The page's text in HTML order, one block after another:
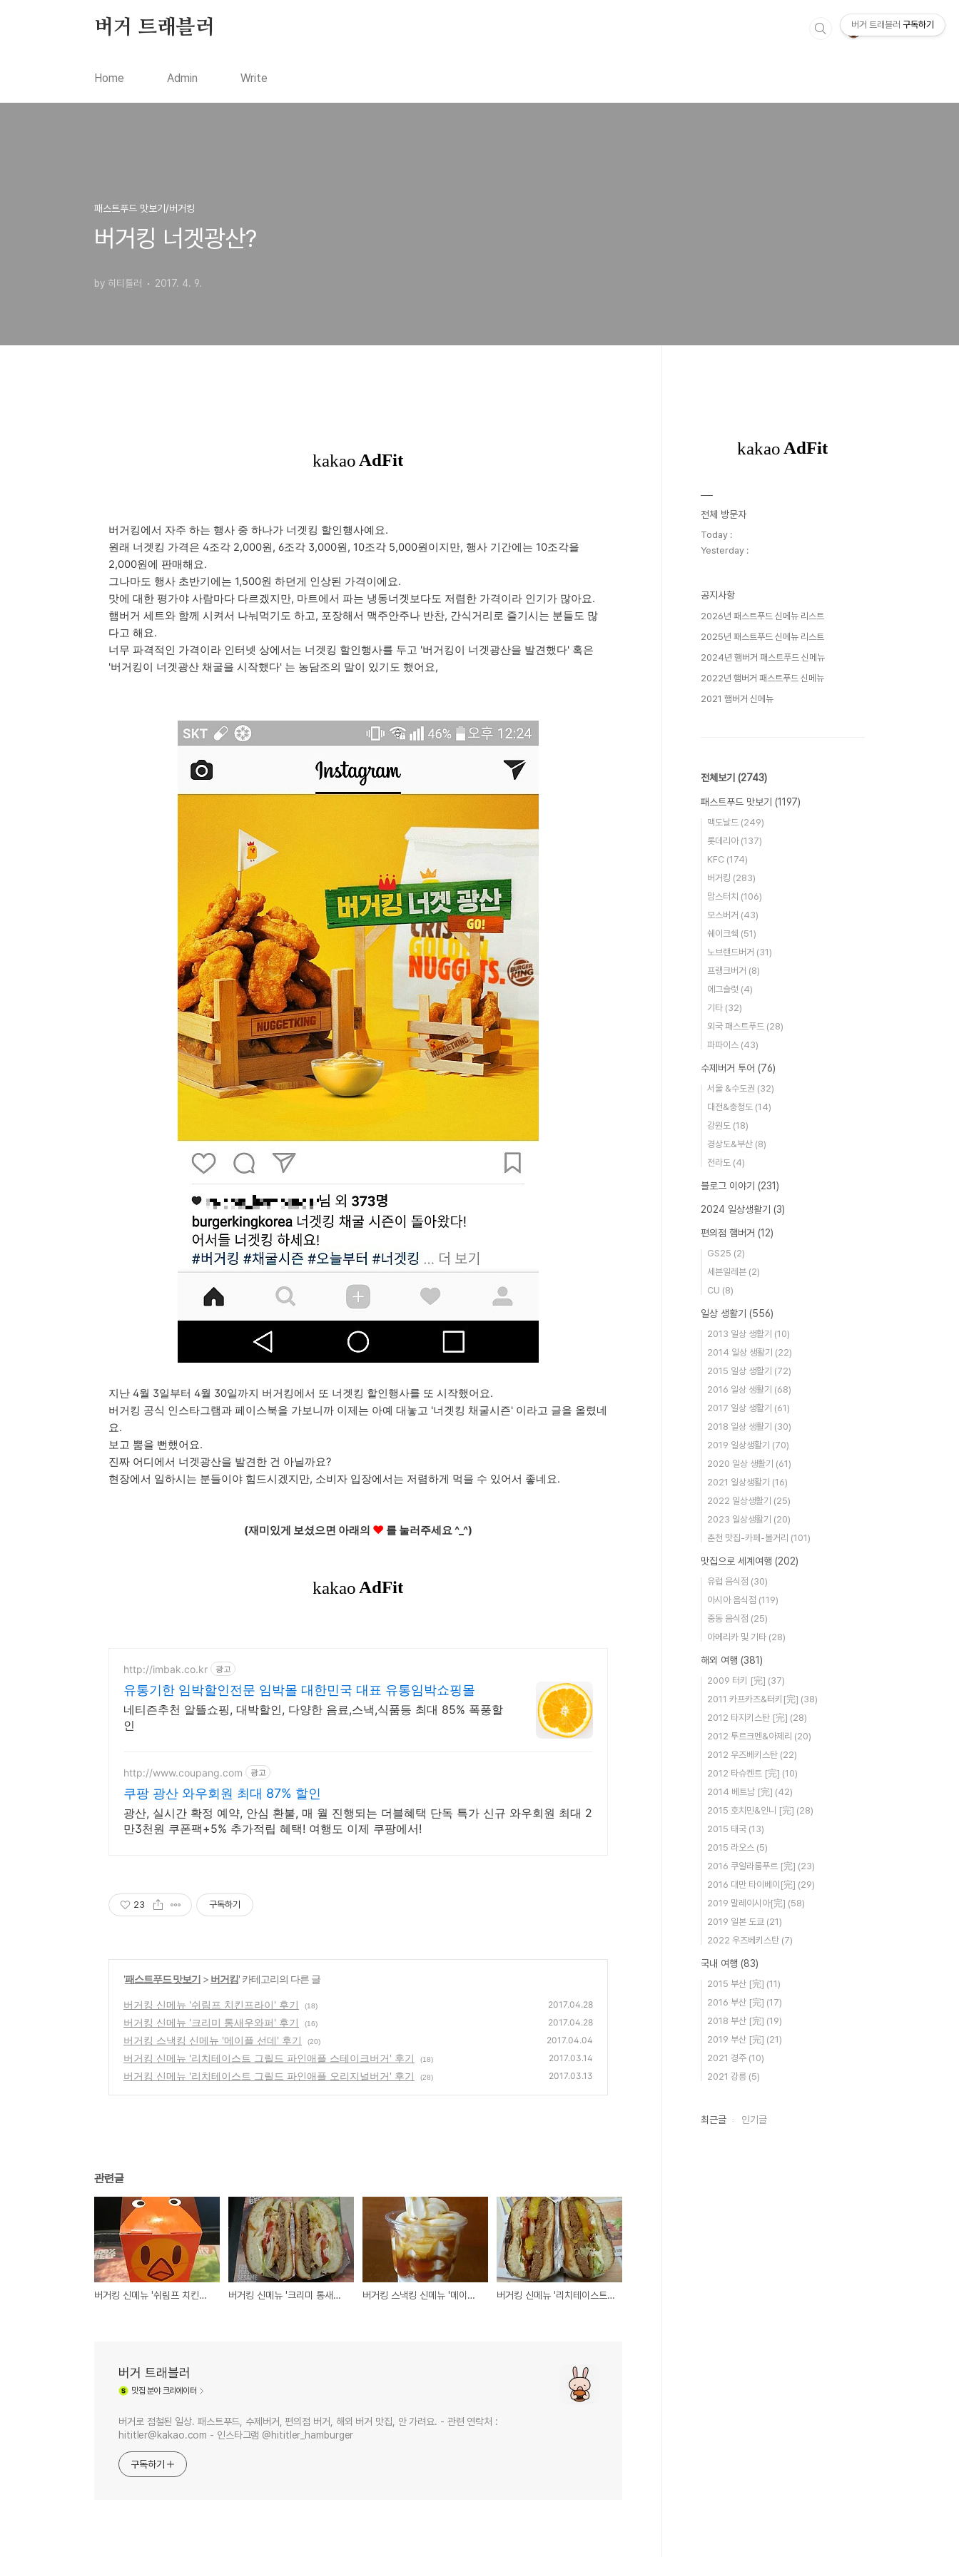
버거 트래블러
Home Admin Write
패스트푸드 맛보기/버거킹
버거킹 너겟광산?
by 히티틀러 2017. 4. 9.
버거킹에서 자주 하는 행사 중 하나가 너겟킹 할인행사예요.
원래 너겟킹 가격은 4조각 2,000원, 6조각 3,000원, 10조각 5,000원이지만, 행사 기간에는 10조각을
2,000원에 판매해요.
그나마도 행사 초반기에는 1,500원 하던게 인상된 가격이에요.
맛에 대한 평가야 사람마다 다르겠지만, 마트에서 파는 냉동너겟보다도 저렴한 가격이라 인기가 많아요.
햄버거 세트와 함께 시켜서 나눠먹기도 하고, 포장해서 맥주안주나 반찬, 간식거리로 즐기시는 분들도 많
다고 해요.
너무 파격적인 가격이라 인터넷 상에서는 너겟킹 할인행사를 두고 '버거킹이 너겟광산을 발견했다' 혹은
'버거킹이 너겟광산 채굴을 시작했다' 는 농담조의 말이 있기도 했어요,
지난 4월 3일부터 4월 30일까지 버거킹에서 또 너겟킹 할인행사를 또 시작했어요.
버거킹 공식 인스타그램과 페이스북을 가보니까 이제는 아예 대놓고 '너겟킹 채굴시즌' 이라고 글을 올렸네
요.
보고 뿜을 뻔했어요.
진짜 어디에서 너겟광산을 발견한 건 아닐까요?
현장에서 일하시는 분들이야 힘드시겠지만, 소비자 입장에서는 저렴하게 먹을 수 있어서 좋네요.
(재미있게 보셨으면 아래의 ♥ 를 눌러주세요 ^_^)
http://imbak.co.kr 광고
유통기한 임박할인전문 임박몰 대한민국 대표 유통임박쇼핑몰
네티즌추천 알뜰쇼핑, 대박할인, 다양한 음료,스낵,식품등 최대 85% 폭풍할
인
http://www.coupang.com 광고
쿠팡 광산 와우회원 최대 87% 할인
광산, 실시간 확정 예약, 안심 환불, 매 월 진행되는 더블혜택 단독 특가 신규 와우회원 최대 2
만3천원 쿠폰팩+5% 추가적립 혜택! 여행도 이제 쿠팡에서!
23 구독하기
'패스트푸드 맛보기 > 버거킹' 카테고리의 다른 글
버거킹 신메뉴 '쉬림프 치킨프라이' 후기 (18) 2017.04.28
버거킹 신메뉴 '크리미 통새우와퍼' 후기 (16) 2017.04.28
버거킹 스낵킹 신메뉴 '메이플 선데' 후기 (20) 2017.04.04
버거킹 신메뉴 '리치테이스트 그릴드 파인애플 스테이크버거' 후기 (18) 2017.03.14
버거킹 신메뉴 '리치테이스트 그릴드 파인애플 오리지널버거' 후기 (28) 2017.03.13
관련글
버거킹 신메뉴 '쉬림프 치킨프라이' 후기 버거킹 신메뉴 '크리미 통새우와퍼' 후기 버거킹 스낵킹 신메뉴 '메이플 선데' 후기 버거킹 신메뉴 '리치테이스트 그릴드 파인애플 스테이크버거' 후기
버거 트래블러
맛집 분야 크리에이터
버거로 점철된 일상. 패스트푸드, 수제버거, 편의점 버거, 해외 버거 맛집, 안 가려요. - 관련 연락처 :
hititler@kakao.com - 인스타그램 @hititler_hamburger
구독하기
전체 방문자
Today :
Yesterday :
공지사항
2026년 패스트푸드 신메뉴 리스트
2025년 패스트푸드 신메뉴 리스트
2024년 햄버거 패스트푸드 신메뉴
2022년 햄버거 패스트푸드 신메뉴
2021 햄버거 신메뉴
전체보기 (2743)
패스트푸드 맛보기 (1197)
맥도날드 (249)
롯데리아 (137)
KFC (174)
버거킹 (283)
맘스터치 (106)
모스버거 (43)
쉐이크쉑 (51)
노브랜드버거 (31)
프랭크버거 (8)
에그슬럿 (4)
기타 (32)
외국 패스트푸드 (28)
파파이스 (43)
수제버거 투어 (76)
서울 &수도권 (32)
대전&충청도 (14)
강원도 (18)
경상도&부산 (8)
전라도 (4)
블로그 이야기 (231)
2024 일상생활기 (3)
편의점 햄버거 (12)
GS25 (2)
세븐일레븐 (2)
CU (8)
일상 생활기 (556)
2013 일상 생활기 (10)
2014 일상 생활기 (22)
2015 일상 생활기 (72)
2016 일상 생활기 (68)
2017 일상 생활기 (61)
2018 일상 생활기 (30)
2019 일상생활기 (70)
2020 일상 생활기 (61)
2021 일상생활기 (16)
2022 일상생활기 (25)
2023 일상생활기 (20)
춘천 맛집-카페-볼거리 (101)
맛집으로 세계여행 (202)
유럽 음식점 (30)
아시아 음식점 (119)
중동 음식점 (25)
아메리카 및 기타 (28)
해외 여행 (381)
2009 터키 [完] (37)
2011 카프카즈&터키[完] (38)
2012 타지키스탄 [完] (28)
2012 투르크멘&아제리 (20)
2012 우즈베키스탄 (22)
2012 타슈켄트 [完] (10)
2014 베트남 [完] (42)
2015 호치민&인니 [完] (28)
2015 태국 (13)
2015 라오스 (5)
2016 쿠알라룸푸르 [完] (23)
2016 대만 타이베이[完] (29)
2019 말레이시아[完] (58)
2019 일본 도쿄 (21)
2022 우즈베키스탄 (7)
국내 여행 (83)
2015 부산 [完] (11)
2016 부산 [完] (17)
2018 부산 [完] (19)
2019 부산 [完] (21)
2021 경주 (10)
2021 강릉 (5)
최근글 인기글
버거 트래블러 구독하기